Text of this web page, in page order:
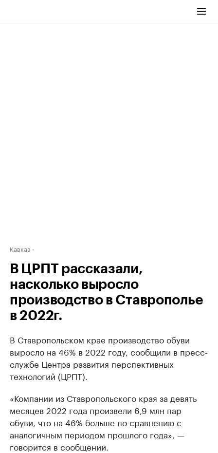
Кавказ
В ЦРПТ рассказали,
насколько выросло
производство в Ставрополье
в 2022г.
В Ставропольском крае производство обуви
выросло на 46% в 2022 году, сообщили в пресс-
службе Центра развития перспективных
технологий (ЦРПТ).
«Компании из Ставропольского края за девять
месяцев 2022 года произвели 6,9 млн пар
обуви, что на 46% больше по сравнению с
аналогичным периодом прошлого года», —
говорится в сообщении.